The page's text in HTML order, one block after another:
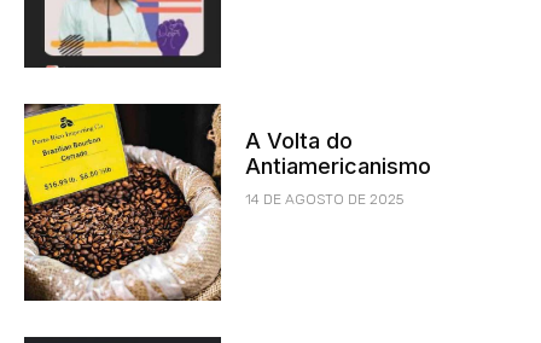
A Volta do
Antiamericanismo
14 DE AGOSTO DE 2025